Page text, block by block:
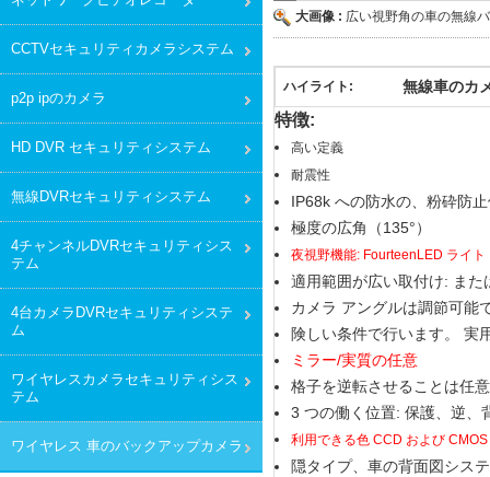
CCTVセキュリティカメラシステム
p2p ipのカメラ
HD DVR セキュリティシステム
無線DVRセキュリティシステム
4チャンネルDVRセキュリティシス
テム
4台カメラDVRセキュリティシステ
ム
ワイヤレスカメラセキュリティシス
テム
ワイヤレス 車のバックアップカメラ
大画像 : 広い視野角の車の無線
ハイライト: 無線車のカ
特徴:
高い定義
耐震性
IP68k への防水の、粉砕防
極度の広角（135°）
夜視野機能: FourteenLED ライト
適用範囲が広い取付け: ま
カメラ アングルは調節可能
険しい条件で行います。 実
ミラー/実質の任意
格子を逆転させることは任
3 つの働く位置: 保護、逆、
利用できる色 CCD および
隠タイプ、車の背面図シス